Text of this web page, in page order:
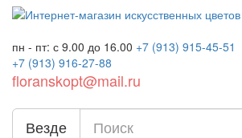
пн - пт: с 9.00 до 16.00 +7 (913) 915-45-51
+7 (913) 916-27-88
floranskopt@mail.ru
Везде